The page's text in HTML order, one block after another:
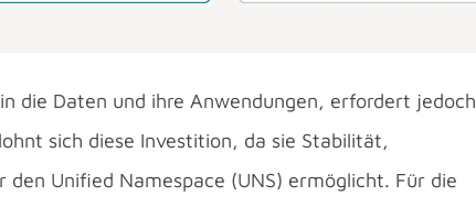
die Daten und ihre Anwendungen, erfordert jedoch
sich diese Investition, da sie Stabilität,
Unified Namespace (UNS) ermöglicht. Für die